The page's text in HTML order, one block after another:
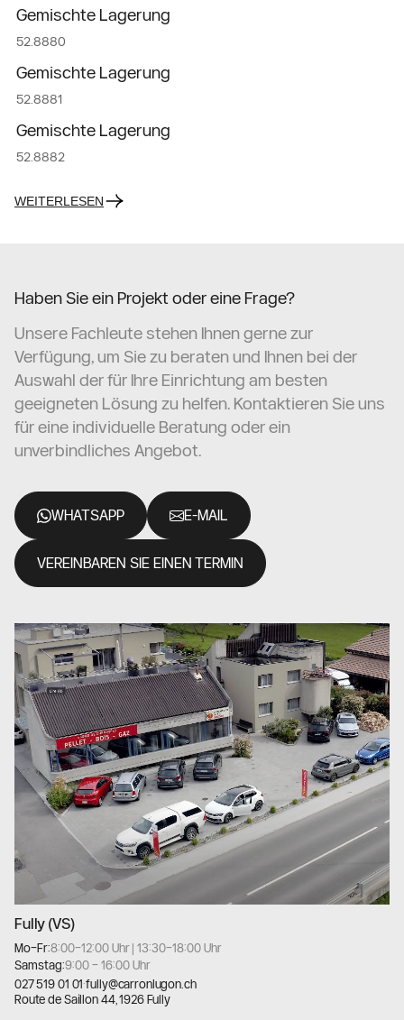
Gemischte Lagerung
52.8880
Gemischte Lagerung
52.8881
Gemischte Lagerung
52.8882
WEITERLESEN
Haben Sie ein Projekt oder eine Frage?
Unsere Fachleute stehen Ihnen gerne zur
Verfügung, um Sie zu beraten und Ihnen bei der
Auswahl der für Ihre Einrichtung am besten
geeigneten Lösung zu helfen. Kontaktieren Sie uns
für eine individuelle Beratung oder ein
unverbindliches Angebot.
WHATSAPP E-MAIL
VEREINBAREN SIE EINEN TERMIN
Fully (VS)
Mo–Fr:8:00–12:00 Uhr | 13:30–18:00 Uhr
Samstag:9:00 – 16:00 Uhr
027 519 01 01·fully@carronlugon.ch
Route de Saillon 44, 1926 Fully